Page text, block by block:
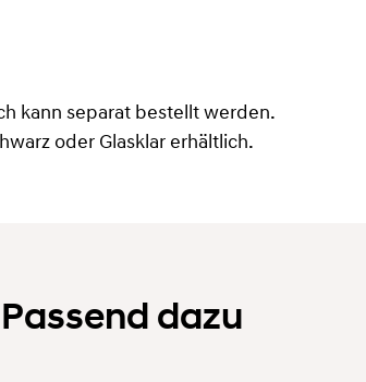
kann separat bestellt werden.
oder Glasklar erhältlich.
Passend dazu